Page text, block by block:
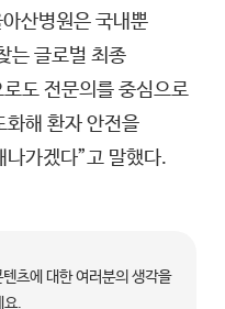
산병원은 국내뿐
는 글로벌 최종
도 전문의를 중심으로
화해 환자 안전을
나가겠다”고 말했다.
츠에 대한 여러분의 생각을
요.